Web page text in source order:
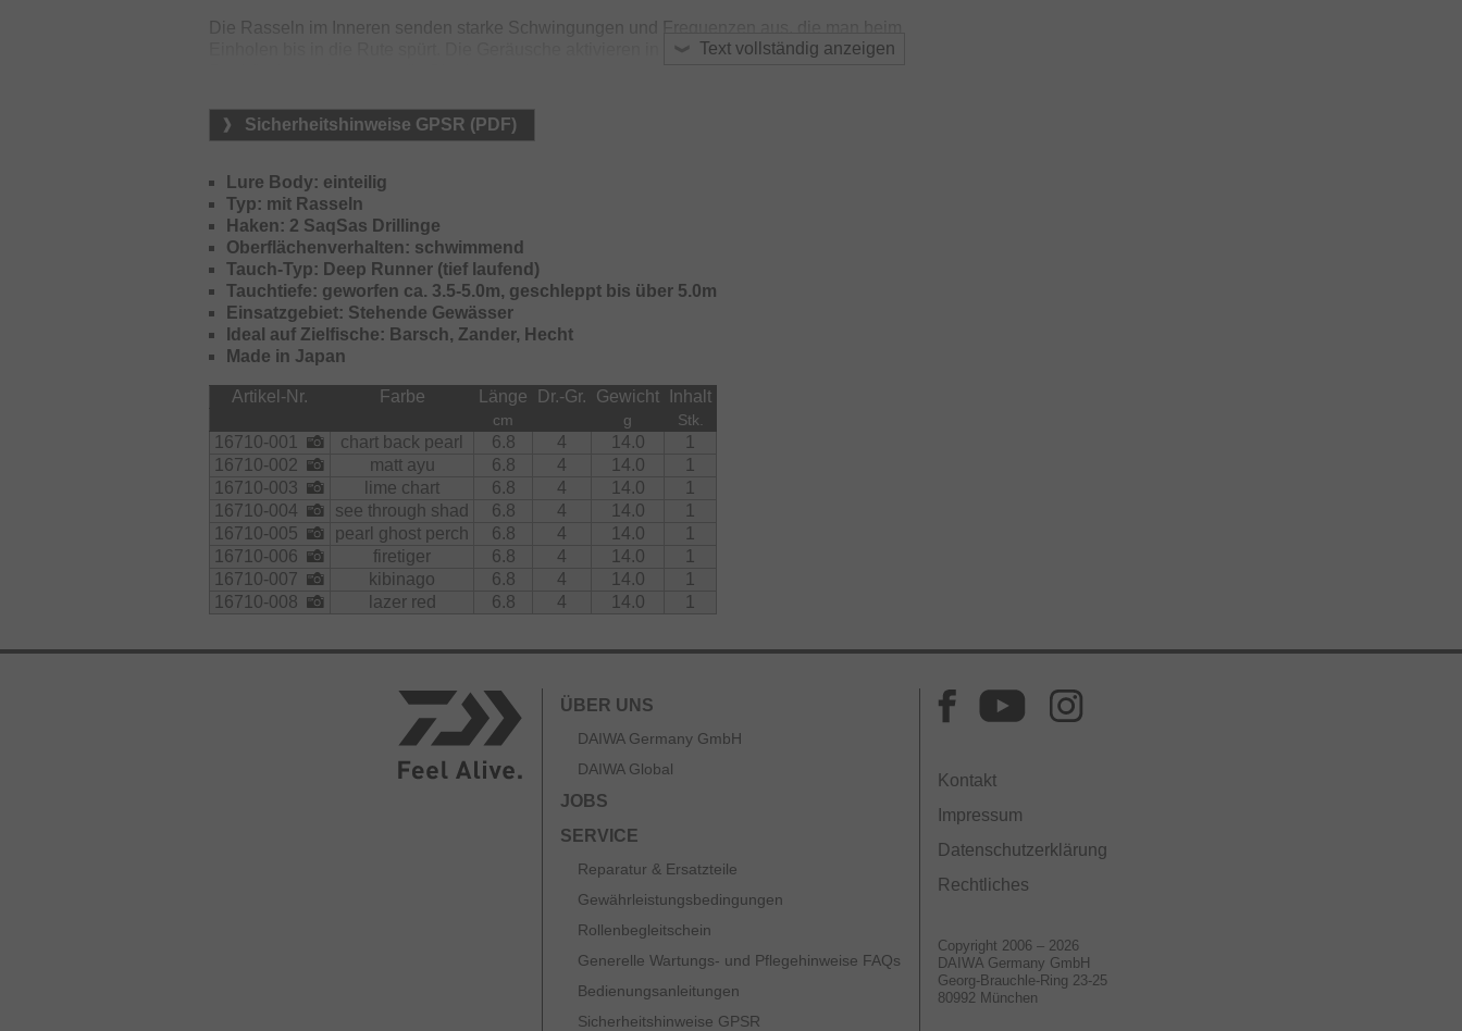
Text vollständig anzeigen
Die Rasseln im Inneren senden starke Schwingungen und Frequenzen aus, die man beim
Einholen bis in die Rute spürt. Die Geräusche aktivieren in der Regel auch lethargische
Die Gewichte im Inneren des Körpers sind so austariert, dass bei einem kurzen, kräftigen
Schlag der Rute das Tungsten-Hauptgewicht nach vorne rollt und so einen noch steileren
Sicherheitshinweise GPSR (PDF)
Lure Body: einteilig
Typ: mit Rasseln
Haken: 2 SaqSas Drillinge
Oberflächenverhalten: schwimmend
Tauch-Typ: Deep Runner (tief laufend)
Tauchtiefe: geworfen ca. 3.5-5.0m, geschleppt bis über 5.0m
Einsatzgebiet: Stehende Gewässer
Ideal auf Zielfische: Barsch, Zander, Hecht
Made in Japan
Artikel-Nr. Farbe Länge Dr.-Gr. Gewicht Inhalt
cm g Stk.
16710-001 chart back pearl 6.8 4 14.0
1
16710-002
matt ayu 6.8 4 14.0
1
16710-003
lime chart 6.8 4 14.0
1
16710-004
see through shad 6.8 4 14.0
1
16710-005
pearl ghost perch 6.8 4 14.0
1
16710-006
firetiger 6.8 4 14.0
1
16710-007
kibinago 6.8 4 14.0
1
16710-008
lazer red 6.8 4 14.0 1
ÜBER UNS
DAIWA Germany GmbH
DAIWA Global
JOBS
SERVICE
Reparatur & Ersatzteile
Gewährleistungsbedingungen
Rollenbegleitschein
Generelle Wartungs- und Pflegehinweise FAQs
Bedienungsanleitungen
Sicherheitshinweise GPSR
Kontakt
Impressum
Datenschutzerklärung
Rechtliches
Copyright 2006 – 2026
DAIWA Germany GmbH
Georg-Brauchle-Ring 23-25
80992 München